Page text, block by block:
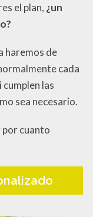
el plan, ¿un
haremos de
cada
las
sea necesario.
por cuanto